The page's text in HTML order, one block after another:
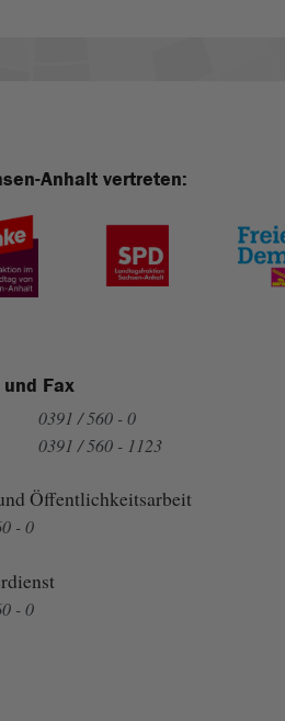
Anhalt vertreten:
Fax
0391 / 560 - 0
0391 / 560 - 1123
Öffentlichkeitsarbeit
- 0
- 0